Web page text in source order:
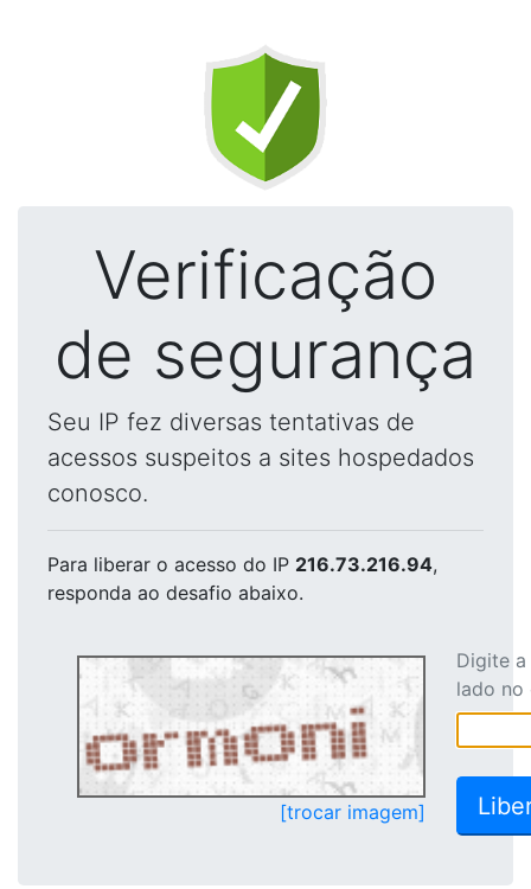
Verificação
de segurança
Seu IP fez diversas tentativas de
acessos suspeitos a sites hospedados
conosco.
Para liberar o acesso do IP 216.73.216.94,
responda ao desafio abaixo.
[trocar imagem]
Digite
lado no